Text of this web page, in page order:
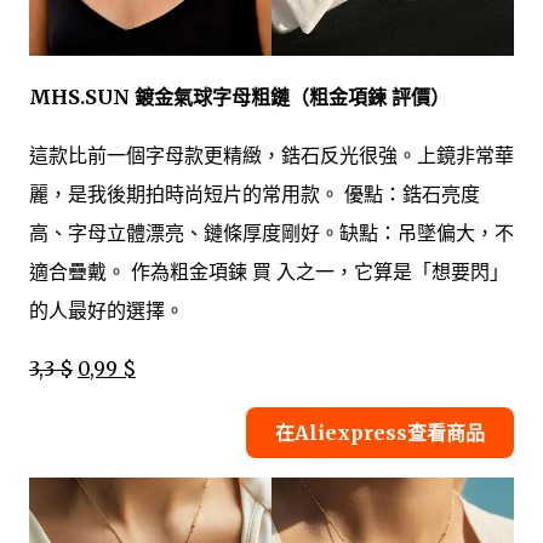
MHS.SUN 鍍金氣球字母粗鏈（粗金項鍊 評價）
這款比前一個字母款更精緻，鋯石反光很強。上鏡非常華
麗，是我後期拍時尚短片的常用款。 優點：鋯石亮度
高、字母立體漂亮、鏈條厚度剛好。缺點：吊墜偏大，不
適合疊戴。 作為粗金項鍊 買 入之一，它算是「想要閃」
的人最好的選擇。
3,3 $ 0,99 $
在Aliexpress查看商品